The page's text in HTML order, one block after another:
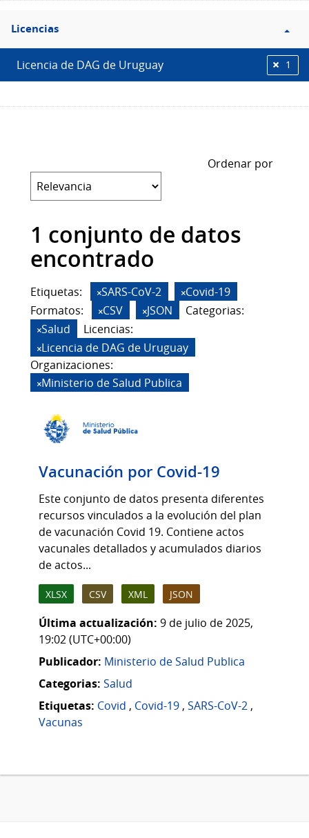
Filtro
Licencias
Licencias
Licencia de DAG de Uruguay 1
Ordenar por
1 conjunto de datos
encontrado
Etiquetas: SARS-CoV-2
Covid-19
Formatos:
CSV JSON
Categorias:
Salud
Licencias:
Licencia de DAG de Uruguay
Organizaciones:
Ministerio de Salud Publica
Vacunación por Covid-19
Este conjunto de datos presenta diferentes
recursos vinculados a la evolución del plan
de vacunación Covid 19. Contiene actos
vacunales detallados y acumulados diarios
de actos...
XLSX CSV XML JSON
Última actualización: 9 de julio de 2025,
19:02 (UTC+00:00)
Publicador: Ministerio de Salud Publica
Categorias: Salud
Etiquetas: Covid , Covid-19 , SARS-CoV-2 ,
Vacunas